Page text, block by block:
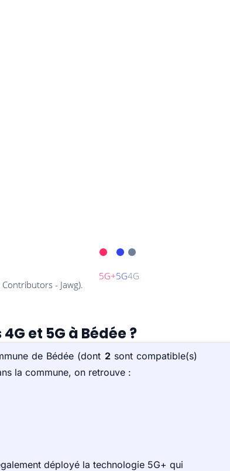
et 5G à Bédée ?
de Bédée (dont 2sont compatible(s)
la commune, on retrouve :
déployé la technologie 5G+ qui